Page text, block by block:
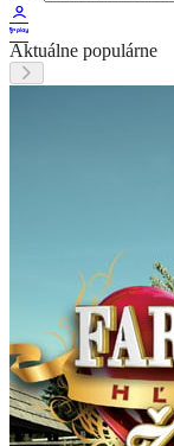
Aktuálne populárne